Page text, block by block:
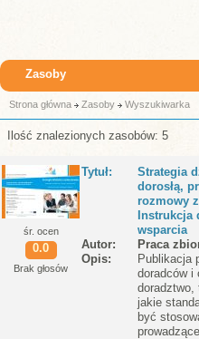
Zasoby
Strona główna Zasoby Wyszukiwarka
Ilość znalezionych zasobów: 5
śr. ocen
0.0
Brak głosów
Tytuł
Strategia
dorosłą,
rozmowy
Instrukcja
wsparcia
Autor
Praca
Opis
Publikacja
doradców i
doradztwo,
jakie
być